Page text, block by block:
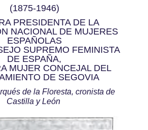
(1875-1946)
PRESIDENTA DE LA
NACIONAL DE MUJERES
ESPAÑOLAS
SUPREMO FEMINISTA
DE ESPAÑA,
MUJER CONCEJAL DEL
DE SEGOVIA
de la Floresta, cronista de
Castilla y León